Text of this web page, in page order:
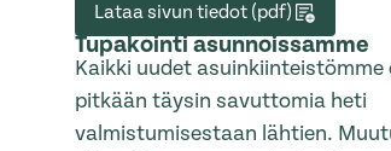
Lataa sivun tiedot (pdf)
Tupakointi asunnoissamme
Kaikki uudet asuinkiinteistömme
pitkään täysin savuttomia heti
valmistumisestaan lähtien.